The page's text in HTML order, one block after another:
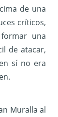
de una
críticos,
una
de atacar,
sí no era
Muralla al